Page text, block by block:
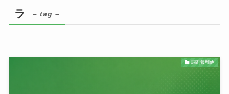
ラ – tag –
調剤報酬他